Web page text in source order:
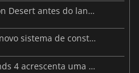
A controvérsia atinge Crimson Desert antes do lançamento
Subnautica 2 apresenta um novo sistema de construção de bases
O primeiro DLC de Borderlands 4 acrescenta uma nova personagem e muito mais